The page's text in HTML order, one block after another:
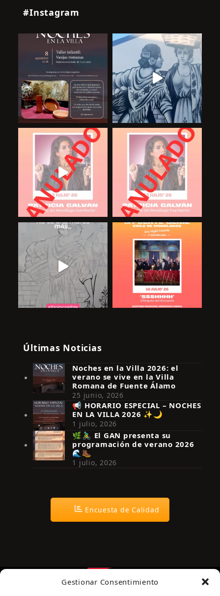
Gestionar Consentimiento
#Instagram
Síguenos en Instagram
Últimas Noticias
Noches en la Villa 2026: el
verano se vive en la Villa
Romana de Fuente Álamo
25 junio, 2026
📢 HORARIO ESPECIAL – NOCHES
EN LA VILLA 2026 ✨🌙
1 julio, 2026
🌿🚴‍♂️ El GAN presenta su
programación de verano 2026
🌊🥾
1 julio, 2026
Encuesta de Calidad